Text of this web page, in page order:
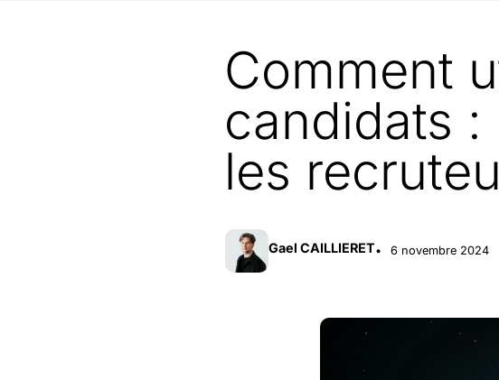
Comment
candidats
les
Gael CAILLIERET 6 novembre 2024